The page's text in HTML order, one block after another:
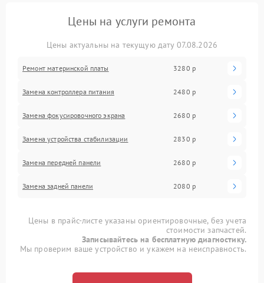
Цены на услуги ремонта
Цены актуальны на текущую дату 07.08.2026
Ремонт материнской платы 3280 р
Замена контроллера питания 2480 р
Замена фокусировочного экрана 2680 р
Замена устройства стабилизации 2830 р
Замена передней панели 2680 р
Замена задней панели 2080 р
Цены в прайс-листе указаны ориентировочные, без учета
стоимости запчастей.
Записывайтесь на бесплатную диагностику.
Мы проверим ваше устройство и укажем на неисправность.